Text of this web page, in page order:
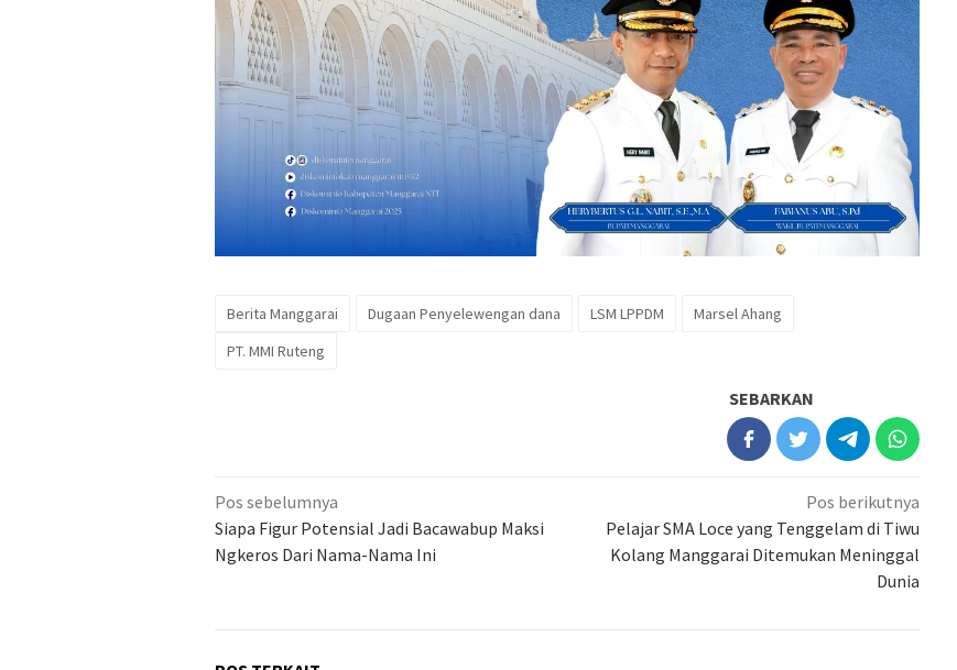
Berita Manggarai Dugaan Penyelewengan dana LSM LPPDM
Marsel Ahang
PT. MMI Ruteng
SEBARKAN
Navigasi
pos
Pos sebelumnya
Siapa Figur Potensial Jadi Bacawabup Maksi
Ngkeros Dari Nama-Nama Ini
Pos berikutnya
Pelajar SMA Loce yang Tenggelam di Tiwu
Kolang Manggarai Ditemukan Meninggal
Dunia